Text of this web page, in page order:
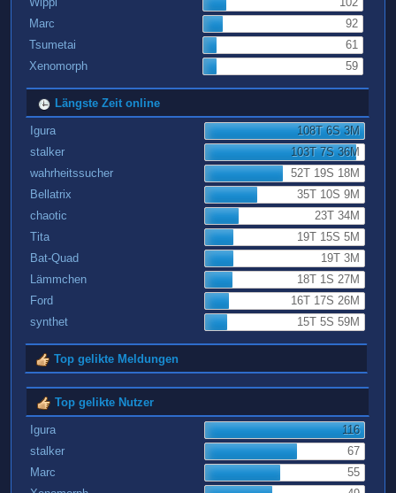
Marc
92
Tsumetai
61
Xenomorph
59
Längste Zeit online
Igura
108T 6S 3M
stalker
103T 7S 36M
wahrheitssucher
52T 19S 18M
Bellatrix
35T 10S 9M
chaotic
23T 34M
Tita
19T 15S 5M
Bat-Quad
19T 3M
Lämmchen
18T 1S 27M
Ford
16T 17S 26M
synthet
15T 5S 59M
Top gelikte Meldungen
Top gelikte Nutzer
Igura
116
stalker
67
Marc
55